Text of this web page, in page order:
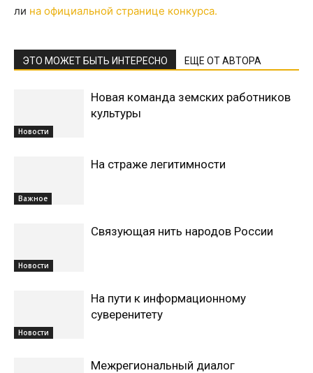
ли на официальной странице конкурса.
ЭТО МОЖЕТ БЫТЬ ИНТЕРЕСНО ЕЩЕ ОТ АВТОРА
Новости
Новая команда земских работников
культуры
Важное
На страже легитимности
Новости
Связующая нить народов России
Новости
На пути к информационному
суверенитету
Межрегиональный диалог